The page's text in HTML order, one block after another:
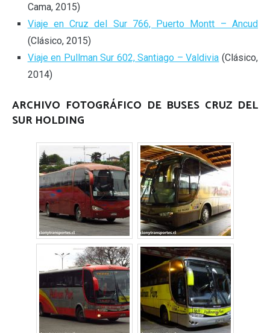
Cama, 2015)
Viaje en Cruz del Sur 766, Puerto Montt – Ancud
(Clásico, 2015)
Viaje en Pullman Sur 602, Santiago – Valdivia (Clásico,
2014)
ARCHIVO FOTOGRÁFICO DE BUSES CRUZ DEL
SUR HOLDING